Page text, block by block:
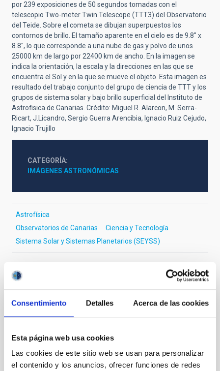
Consentimiento Detalles Acerca de las cookies
Esta página web usa cookies
Las cookies de este sitio web se usan para personalizar
el contenido y los anuncios, ofrecer funciones de redes
por 239 exposiciones de 50 segundos tomadas con el
telescopio Two-meter Twin Telescope (TTT3) del Observatorio
del Teide. Sobre el cometa se dibujan superpuestos los
contornos de brillo. El tamaño aparente en el cielo es de 9.8" x
8.8", lo que corresponde a una nube de gas y polvo de unos
25000 km de largo por 22400 km de ancho. En la imagen se
indica la orientación, la escala y la direcciones en las que se
encuentra el Sol y en la que se mueve el objeto. Esta imagen es
resultado del trabajo conjunto del grupo de ciencia de TTT y los
grupos de sistema solar y bajo brillo superficial del Instituto de
Astrofisica de Canarias. Crédito: Miguel R. Alarcon, M. Serra-
Ricart, J.Licandro, Sergio Guerra Arencibia, Ignacio Ruiz Cejudo,
Ignacio Trujillo
CATEGORÍA
IMÁGENES ASTRONÓMICAS
Astrofísica
Observatorios de Canarias
Ciencia y Tecnología
Sistema Solar y Sistemas Planetarios (SEYSS)
It may interest you